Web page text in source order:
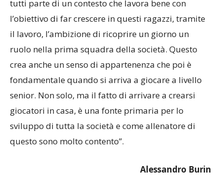
anche della società. E’ importante sapere di essere
tutti parte di un contesto che lavora bene con
l’obiettivo di far crescere in questi ragazzi, tramite
il lavoro, l’ambizione di ricoprire un giorno un
ruolo nella prima squadra della società. Questo
crea anche un senso di appartenenza che poi è
fondamentale quando si arriva a giocare a livello
senior. Non solo, ma il fatto di arrivare a crearsi
giocatori in casa, è una fonte primaria per lo
sviluppo di tutta la società e come allenatore di